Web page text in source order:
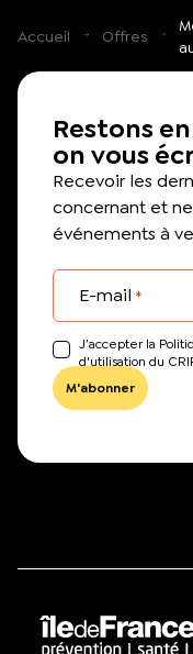
Accueil Offres
Restons
on vous
Recevoir les
concernant et
événements à
E-mail *
J’accepter la
d'utilisation du